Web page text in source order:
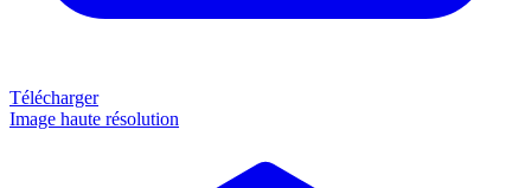
Télécharger
Image haute résolution